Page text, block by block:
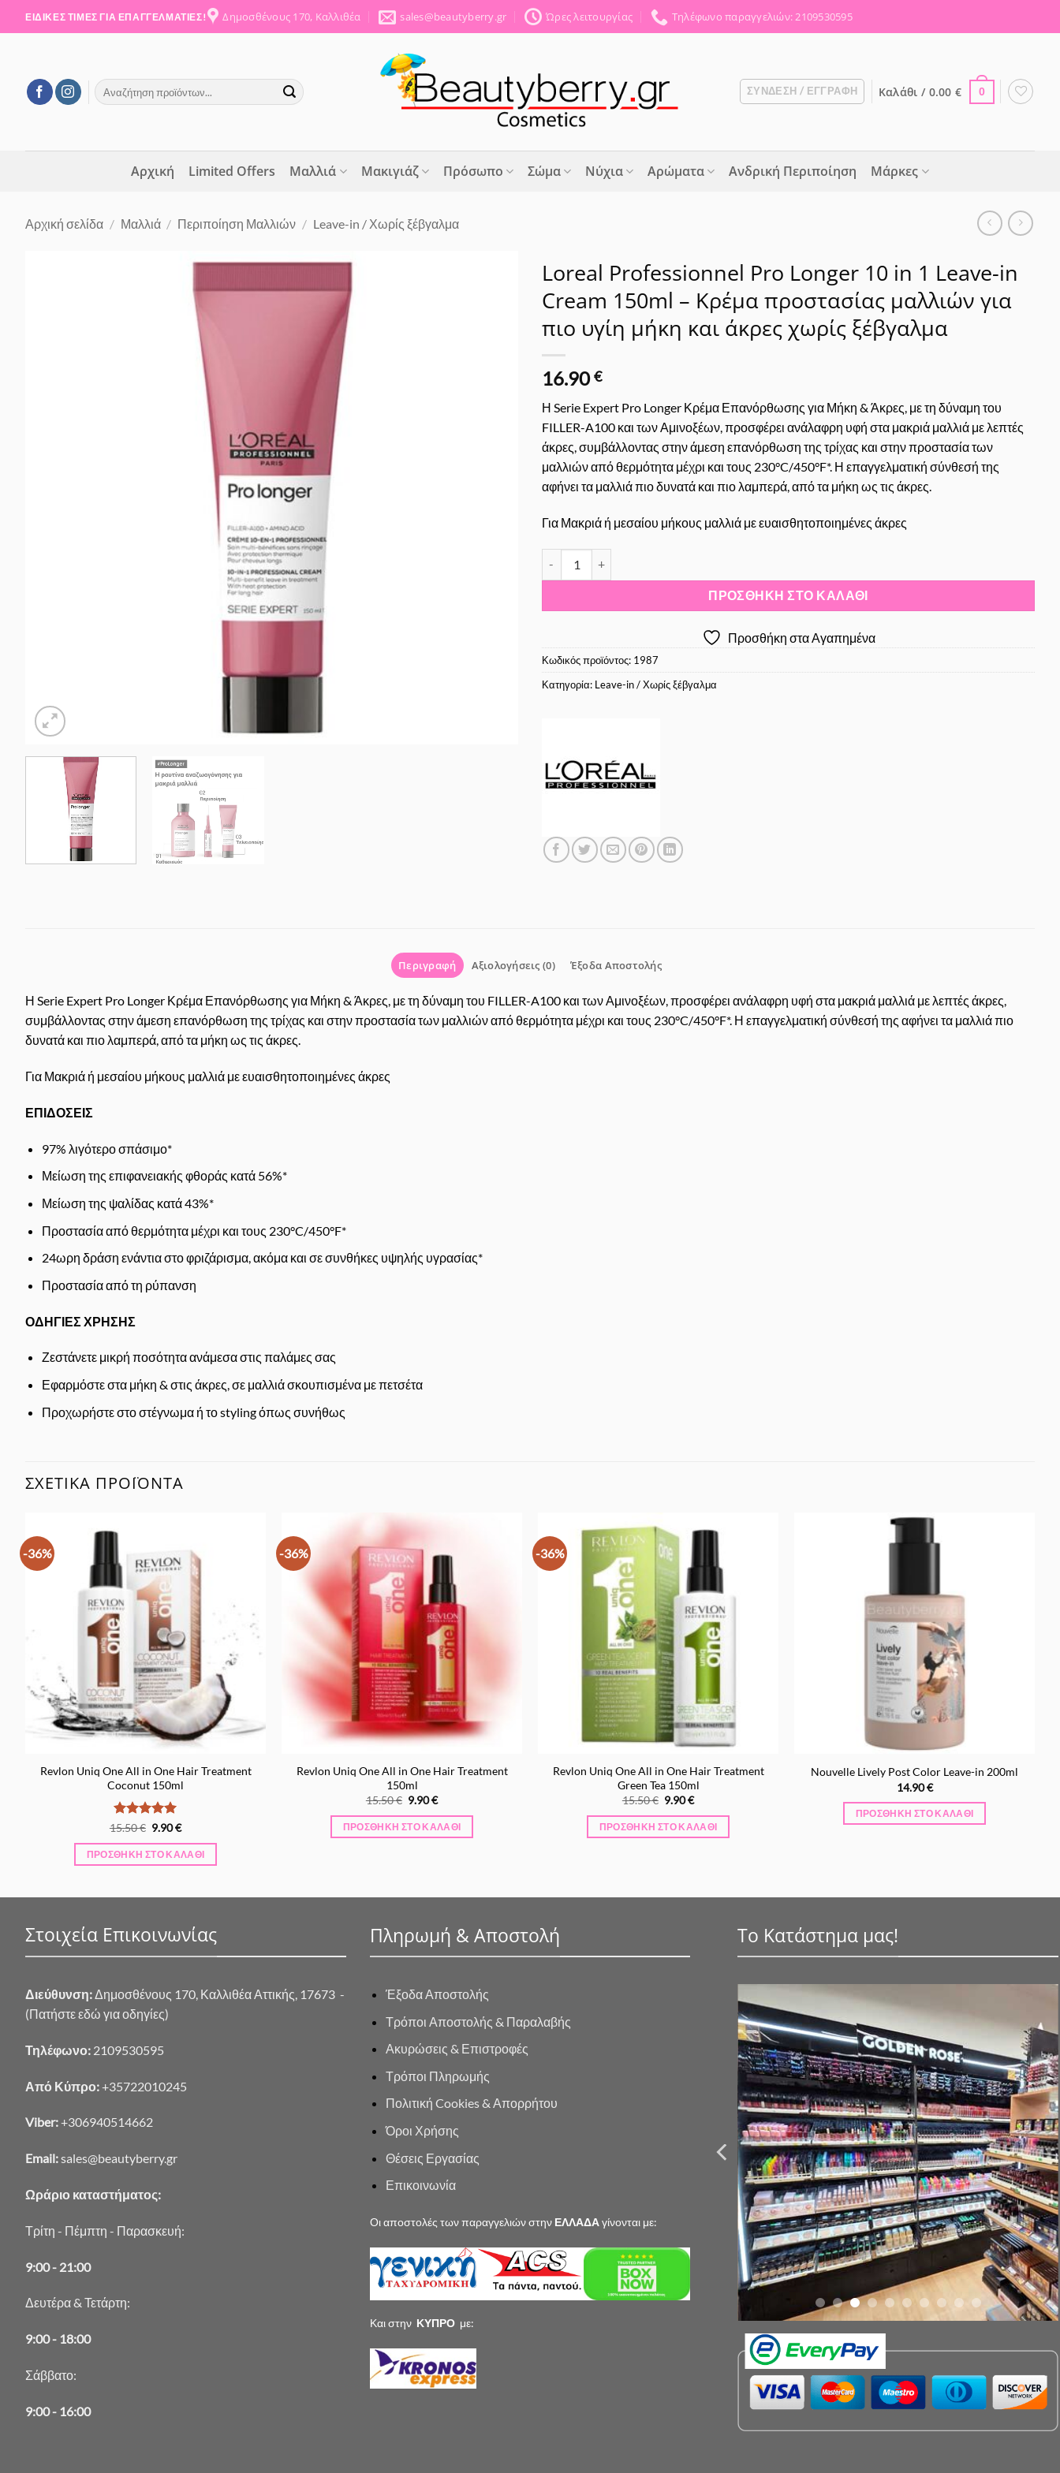
ΕΙΔΙΚΕΣ ΤΙΜΕΣ ΓΙΑ ΕΠΑΓΓΕΛΜΑΤΙΕΣ! Δημοσθένους 170, Καλλιθέα sales@beautyberry.gr Ώρες λειτουργίας Τηλέφωνο παραγγελιών: 2109530595
Αναζήτηση
για:
ΣΎΝΔΕΣΗ / ΕΓΓΡΑΦΉ Καλάθι / 0.00 € 0
Αρχική Limited Offers Μαλλιά Μακιγιάζ Πρόσωπο Σώμα Νύχια Αρώματα Ανδρική Περιποίηση Μάρκες
Αρχική σελίδα / Μαλλιά / Περιποίηση Μαλλιών / Leave-in / Χωρίς ξέβγαλμα
Loreal Professionnel Pro Longer 10 in 1 Leave-in
Cream 150ml – Κρέμα προστασίας μαλλιών για
πιο υγίη μήκη και άκρες χωρίς ξέβγαλμα
16.90€
Η Serie Expert Pro Longer Κρέμα Επανόρθωσης για Μήκη & Άκρες, με τη δύναμη του
FILLER-A100 και των Αμινοξέων, προσφέρει ανάλαφρη υφή στα μακριά μαλλιά με λεπτές
άκρες, συμβάλλοντας στην άμεση επανόρθωση της τρίχας και στην προστασία των
μαλλιών από θερμότητα μέχρι και τους 230°C/450°F*. Η επαγγελματική σύνθεσή της
αφήνει τα μαλλιά πιο δυνατά και πιο λαμπερά, από τα μήκη ως τις άκρες.
Για Μακριά ή μεσαίου μήκους μαλλιά με ευαισθητοποιημένες άκρες
ΠΡΟΣΘΉΚΗ ΣΤΟ ΚΑΛΆΘΙ
Προσθήκη στα Αγαπημένα
Κωδικός προϊόντος: 1987
Κατηγορία: Leave-in / Χωρίς ξέβγαλμα
Περιγραφή Αξιολογήσεις (0) Έξοδα Αποστολής
Η Serie Expert Pro Longer Κρέμα Επανόρθωσης για Μήκη & Άκρες, με τη δύναμη του FILLER-A100 και των Αμινοξέων, προσφέρει ανάλαφρη υφή στα μακριά μαλλιά με λεπτές άκρες,
συμβάλλοντας στην άμεση επανόρθωση της τρίχας και στην προστασία των μαλλιών από θερμότητα μέχρι και τους 230°C/450°F*. Η επαγγελματική σύνθεσή της αφήνει τα μαλλιά πιο
δυνατά και πιο λαμπερά, από τα μήκη ως τις άκρες.
Για Μακριά ή μεσαίου μήκους μαλλιά με ευαισθητοποιημένες άκρες
ΕΠΙΔΟΣΕΙΣ
97% λιγότερο σπάσιμο*
Μείωση της επιφανειακής φθοράς κατά 56%*
Μείωση της ψαλίδας κατά 43%*
Προστασία από θερμότητα μέχρι και τους 230°C/450°F*
24ωρη δράση ενάντια στο φριζάρισμα, ακόμα και σε συνθήκες υψηλής υγρασίας*
Προστασία από τη ρύπανση
ΟΔΗΓΙΕΣ ΧΡΗΣΗΣ
Ζεστάνετε μικρή ποσότητα ανάμεσα στις παλάμες σας
Εφαρμόστε στα μήκη & στις άκρες, σε μαλλιά σκουπισμένα με πετσέτα
Προχωρήστε στο στέγνωμα ή το styling όπως συνήθως
ΣΧΕΤΙΚΆ ΠΡΟΪΌΝΤΑ
-36%
Revlon Uniq One All in One Hair Treatment
Coconut 150ml
Βαθμολογήθηκε
15.50€ Original
was:
15.50 €.
9.90€Η
τιμή
είναι:
ΠΡΟΣΘΉΚΗ ΣΤΟ ΚΑΛΆΘΙ
-36%
Revlon Uniq One All in One Hair Treatment
150ml
15.50€ Original
was:
15.50 €.
9.90€Η
τιμή
είναι:
ΠΡΟΣΘΉΚΗ ΣΤΟ ΚΑΛΆΘΙ
-36%
Revlon Uniq One All in One Hair Treatment
Green Tea 150ml
15.50€ Original
was:
15.50 €.
9.90€Η
τιμή
είναι:
ΠΡΟΣΘΉΚΗ ΣΤΟ ΚΑΛΆΘΙ
Nouvelle Lively Post Color Leave-in 200ml
14.90€
ΠΡΟΣΘΉΚΗ ΣΤΟ ΚΑΛΆΘΙ
Στοιχεία Επικοινωνίας
Διεύθυνση:Δημοσθένους 170, Καλλιθέα Αττικής, 17673 -
(Πατήστε εδώ για οδηγίες)
Τηλέφωνο: 2109530595
Από Κύπρο:+35722010245
Viber:+306940514662
Email:sales@beautyberry.gr
Ωράριο καταστήματος:
Τρίτη - Πέμπτη - Παρασκευή:
9:00 - 21:00
Δευτέρα & Τετάρτη:
9:00 - 18:00
Σάββατο:
9:00 - 16:00
Πληρωμή & Αποστολή
Έξοδα Αποστολής
Τρόποι Αποστολής & Παραλαβής
Ακυρώσεις & Επιστροφές
Τρόποι Πληρωμής
Πολιτική Cookies & Απορρήτου
Όροι Χρήσης
Θέσεις Εργασίας
Επικοινωνία
Οι αποστολές των παραγγελιών στην ΕΛΛΑΔΑγίνονται με:
Και στην ΚΥΠΡΟ με:
Το Κατάστημα μας!